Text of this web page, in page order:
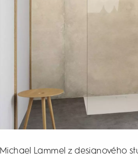
Michael Lammel z designového